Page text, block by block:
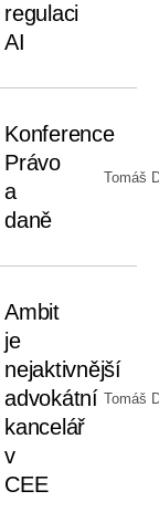
regulaci
AI
Konference
Právo
a
daně
Tomáš
Ambit
je
nejaktivnější
advokátní
kancelář
v
CEE
Tomáš